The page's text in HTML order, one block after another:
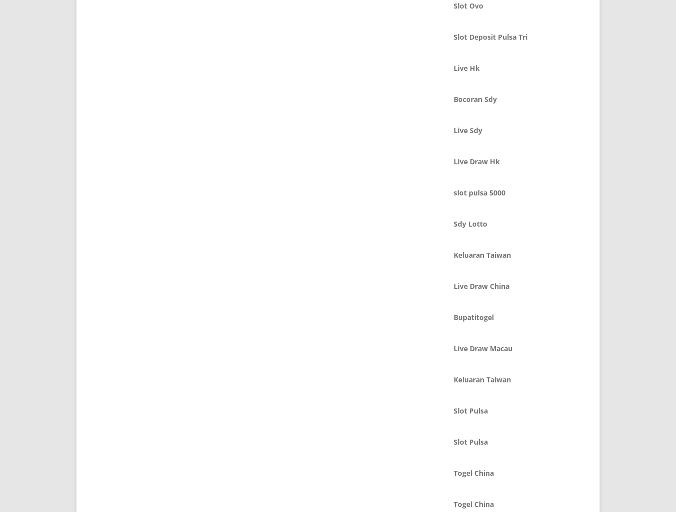
Slot Ovo
Slot Deposit Pulsa Tri
Live Hk
Bocoran Sdy
Live Sdy
Live Draw Hk
slot pulsa 5000
Sdy Lotto
Keluaran Taiwan
Live Draw China
Bupatitogel
Live Draw Macau
Keluaran Taiwan
Slot Pulsa
Slot Pulsa
Togel China
Togel China